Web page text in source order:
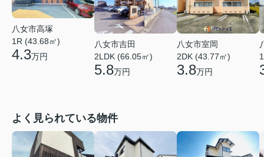
八女市高塚
1R (43.68㎡)
4.3万円
八女市吉田
2LDK (66.05㎡)
5.8万円
八女市室岡
2DK (43.77㎡)
3.8万円
よく見られている物件